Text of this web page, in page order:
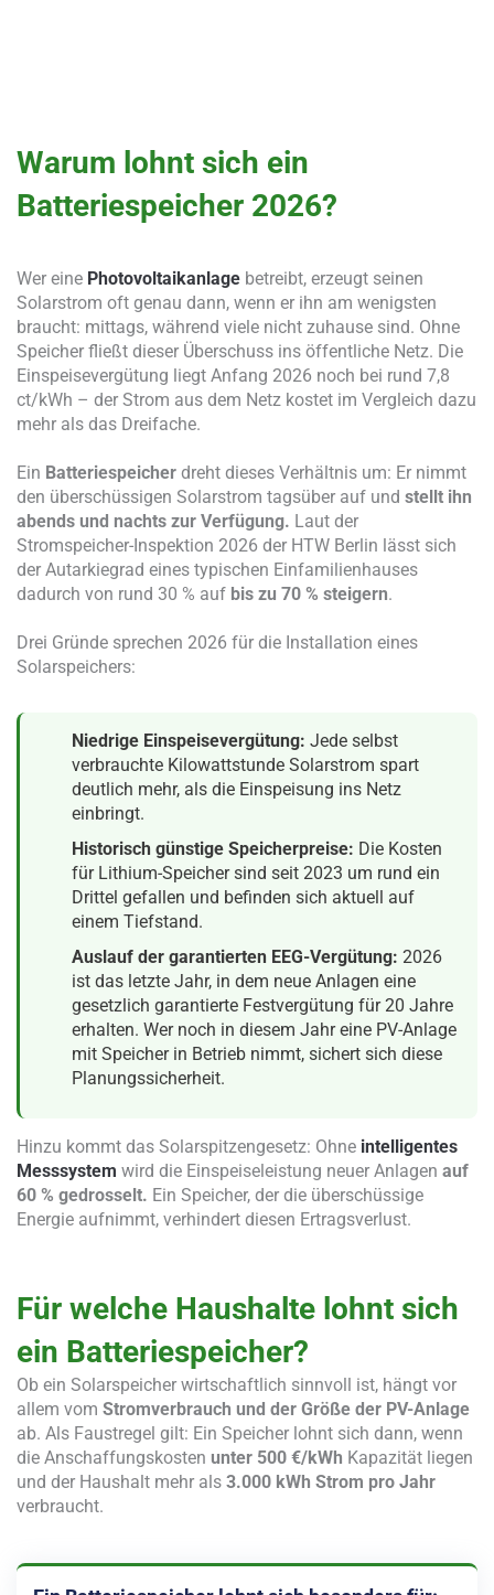
Warum lohnt sich ein
Batteriespeicher 2026?
Wer eine Photovoltaikanlage betreibt, erzeugt seinen
Solarstrom oft genau dann, wenn er ihn am wenigsten
braucht: mittags, während viele nicht zuhause sind. Ohne
Speicher fließt dieser Überschuss ins öffentliche Netz. Die
Einspeisevergütung liegt Anfang 2026 noch bei rund 7,8
ct/kWh – der Strom aus dem Netz kostet im Vergleich dazu
mehr als das Dreifache.
Ein Batteriespeicher dreht dieses Verhältnis um: Er nimmt
den überschüssigen Solarstrom tagsüber auf und stellt ihn
abends und nachts zur Verfügung. Laut der
Stromspeicher-Inspektion 2026 der HTW Berlin lässt sich
der Autarkiegrad eines typischen Einfamilienhauses
dadurch von rund 30 % auf bis zu 70 % steigern.
Drei Gründe sprechen 2026 für die Installation eines
Solarspeichers:
Niedrige Einspeisevergütung: Jede selbst
verbrauchte Kilowattstunde Solarstrom spart
deutlich mehr, als die Einspeisung ins Netz
einbringt.
Historisch günstige Speicherpreise: Die Kosten
für Lithium-Speicher sind seit 2023 um rund ein
Drittel gefallen und befinden sich aktuell auf
einem Tiefstand.
Auslauf der garantierten EEG-Vergütung: 2026
ist das letzte Jahr, in dem neue Anlagen eine
gesetzlich garantierte Festvergütung für 20 Jahre
erhalten. Wer noch in diesem Jahr eine PV-Anlage
mit Speicher in Betrieb nimmt, sichert sich diese
Planungssicherheit.
Hinzu kommt das Solarspitzengesetz: Ohne intelligentes
Messsystem wird die Einspeiseleistung neuer Anlagen auf
60 % gedrosselt. Ein Speicher, der die überschüssige
Energie aufnimmt, verhindert diesen Ertragsverlust.
Für welche Haushalte lohnt sich
ein Batteriespeicher?
Ob ein Solarspeicher wirtschaftlich sinnvoll ist, hängt vor
allem vom Stromverbrauch und der Größe der PV-Anlage
ab. Als Faustregel gilt: Ein Speicher lohnt sich dann, wenn
die Anschaffungskosten unter 500 €/kWh Kapazität liegen
und der Haushalt mehr als 3.000 kWh Strom pro Jahr
verbraucht.